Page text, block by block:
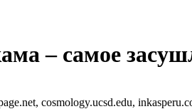
– самое
cosmology.ucsd.edu,